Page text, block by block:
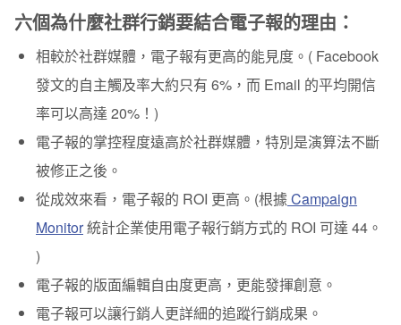
六個為什麼社群行銷要結合電子報的理由：
相較於社群媒體，電子報有更高的能見度。( Facebook
發文的自主觸及率大約只有 6%，而 Email 的平均開信
率可以高達 20% ！ )
電子報的掌控程度遠高於社群媒體，特別是演算法不斷
被修正之後。
從成效來看，電子報的 ROI 更高。 (根據 Campaign
Monitor統計企業使用電子報行銷方式的 ROI 可達 44。
)
電子報的版面編輯自由度更高，更能發揮創意。
電子報可以讓行銷人更詳細的追蹤行銷成果。